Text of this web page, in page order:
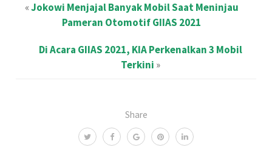
Share
«Jokowi Menjajal Banyak Mobil Saat Meninjau
Pameran Otomotif GIIAS 2021
Di Acara GIIAS 2021, KIA Perkenalkan 3 Mobil
Terkini »